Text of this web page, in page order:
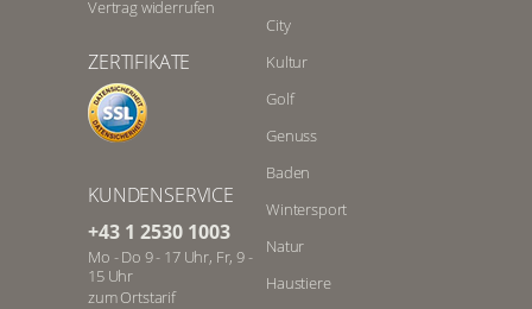
Vertrag widerrufen
ZERTIFIKATE
KUNDENSERVICE
+43 1 2530 1003
Mo - Do 9 - 17 Uhr, Fr, 9 -
15 Uhr
zum Ortstarif
City
Kultur
Golf
Genuss
Baden
Wintersport
Natur
Haustiere